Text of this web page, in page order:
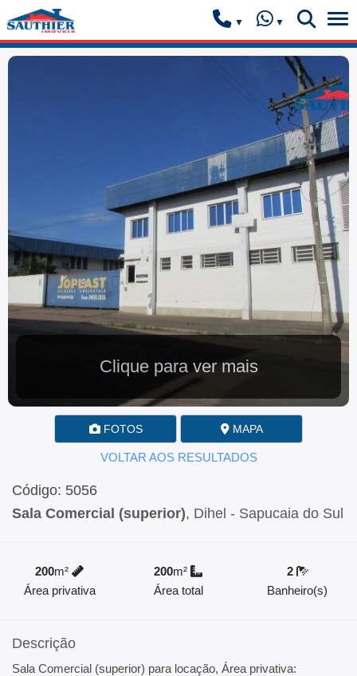
Clique para ver mais
FOTOS MAPA
VOLTAR AOS RESULTADOS
Código: 5056
Sala Comercial (superior), Dihel - Sapucaia do Sul
200m²
Área privativa
200m²
Área total
2
Banheiro(s)
Descrição
Sala Comercial (superior) para locação, Área privativa: